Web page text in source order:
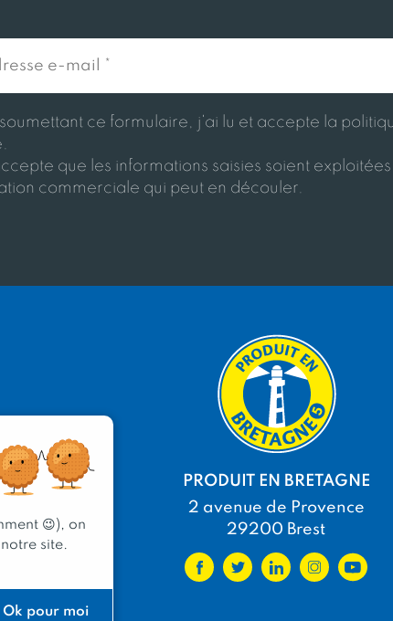
soumettant ce formulaire, j'ai lu et accepte la
que les informations saisies soient
commerciale qui peut en découler.
PRODUIT EN BRETAGNE
2 avenue de Provence
29200 Brest
😉), on
site.
Ok pour moi